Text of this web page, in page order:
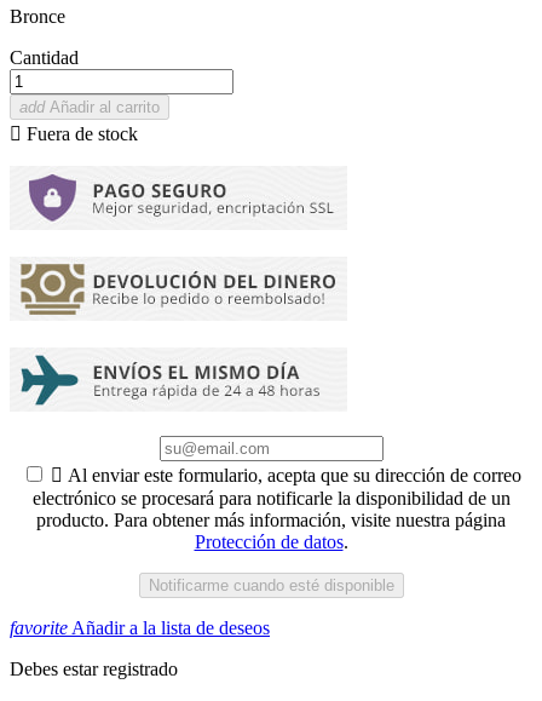
Bronce
Cantidad
add Añadir al carrito
 Fuera de stock
 Al enviar este formulario, acepta que su dirección de correo
electrónico se procesará para notificarle la disponibilidad de un
producto. Para obtener más información, visite nuestra página
Protección de datos.
Notificarme cuando esté disponible
favorite Añadir a la lista de deseos
Debes estar registrado